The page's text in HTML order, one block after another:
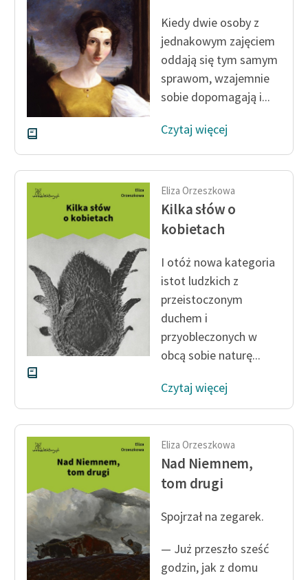
Wolnych Lektur
Logotypy
Materiały promocyjne
Polityka prywatności
Regulamin biblioteki
Regulamin darowizn
Informacja o treściach
wrażliwych
Deklaracja dostępności
Kiedy dwie osoby z
jednakowym zajęciem
oddają się tym samym
sprawom, wzajemnie
sobie dopomagają i...
Czytaj więcej
Eliza Orzeszkowa
Kilka słów o
kobietach
I otóż nowa kategoria
istot ludzkich z
przeistoczonym
duchem i
przyobleczonych w
obcą sobie naturę...
Czytaj więcej
Eliza Orzeszkowa
Nad Niemnem,
tom drugi
Spojrzał na zegarek.
— Już przeszło sześć
godzin, jak z domu